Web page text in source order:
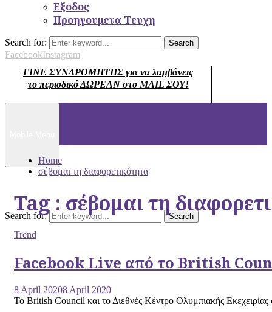
Εξοδος
Προηγουμενα Τευχη
Search for: Search
FacebookInstagram
ΓΙΝΕ ΣΥΝΔΡΟΜΗΤΗΣ για να λαμβάνεις
το περιοδικό ΔΩΡΕΑΝ στο MAIL ΣΟΥ!
Search for: Search
Home
σέβομαι τη διαφορετικότητα
Tag : σέβομαι τη
Trend
Facebook Live από το British
8 April 20208 April 2020
Το British Council και το Διεθνές Κέντρο Ολυμπιακής